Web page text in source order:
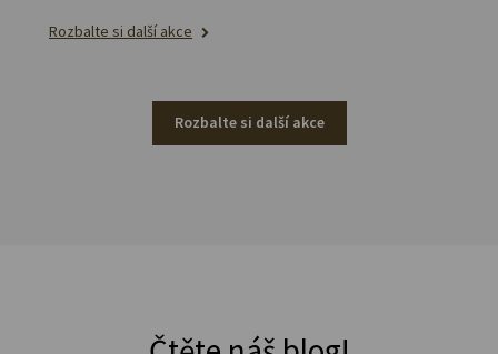
Rozbalte si další akce
Rozbalte si další akce